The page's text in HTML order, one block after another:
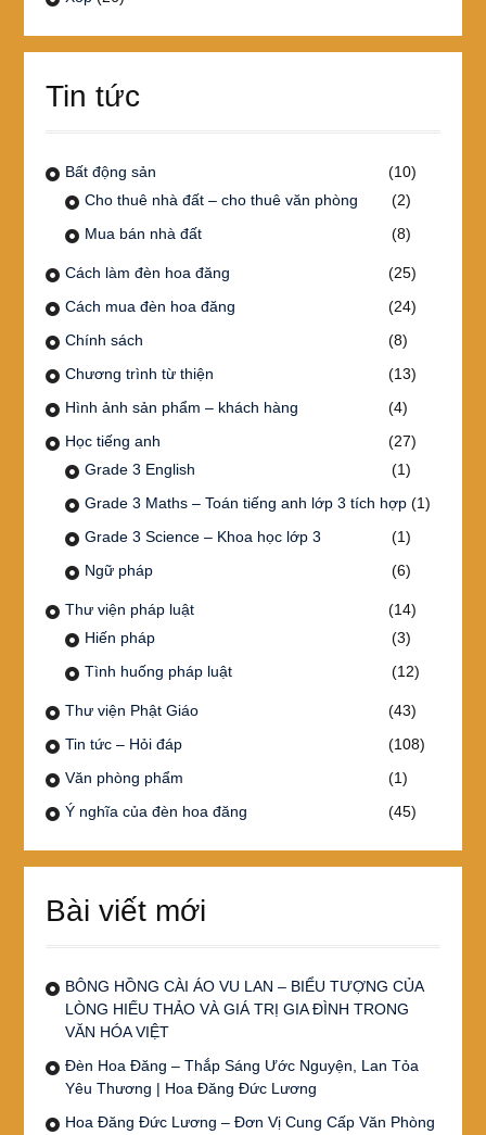
Tin tức
Bất động sản
(10)
Cho thuê nhà đất – cho thuê văn phòng
(2)
Mua bán nhà đất
(8)
Cách làm đèn hoa đăng
(25)
Cách mua đèn hoa đăng
(24)
Chính sách
(8)
Chương trình từ thiện
(13)
Hình ảnh sản phẩm – khách hàng
(4)
Học tiếng anh
(27)
Grade 3 English
(1)
Grade 3 Maths – Toán tiếng anh lớp 3 tích hợp(1)
Grade 3 Science – Khoa học lớp 3
(1)
Ngữ pháp
(6)
Thư viện pháp luật
(14)
Hiến pháp
(3)
Tình huống pháp luật
(12)
Thư viện Phật Giáo
(43)
Tin tức – Hỏi đáp
(108)
Văn phòng phẩm
(1)
Ý nghĩa của đèn hoa đăng
(45)
Bài viết mới
BÔNG HỒNG CÀI ÁO VU LAN – BIỂU TƯỢNG CỦA
LÒNG HIẾU THẢO VÀ GIÁ TRỊ GIA ĐÌNH TRONG
VĂN HÓA VIỆT
Đèn Hoa Đăng – Thắp Sáng Ước Nguyện, Lan Tỏa
Yêu Thương | Hoa Đăng Đức Lương
Hoa Đăng Đức Lương – Đơn Vị Cung Cấp Văn Phòng